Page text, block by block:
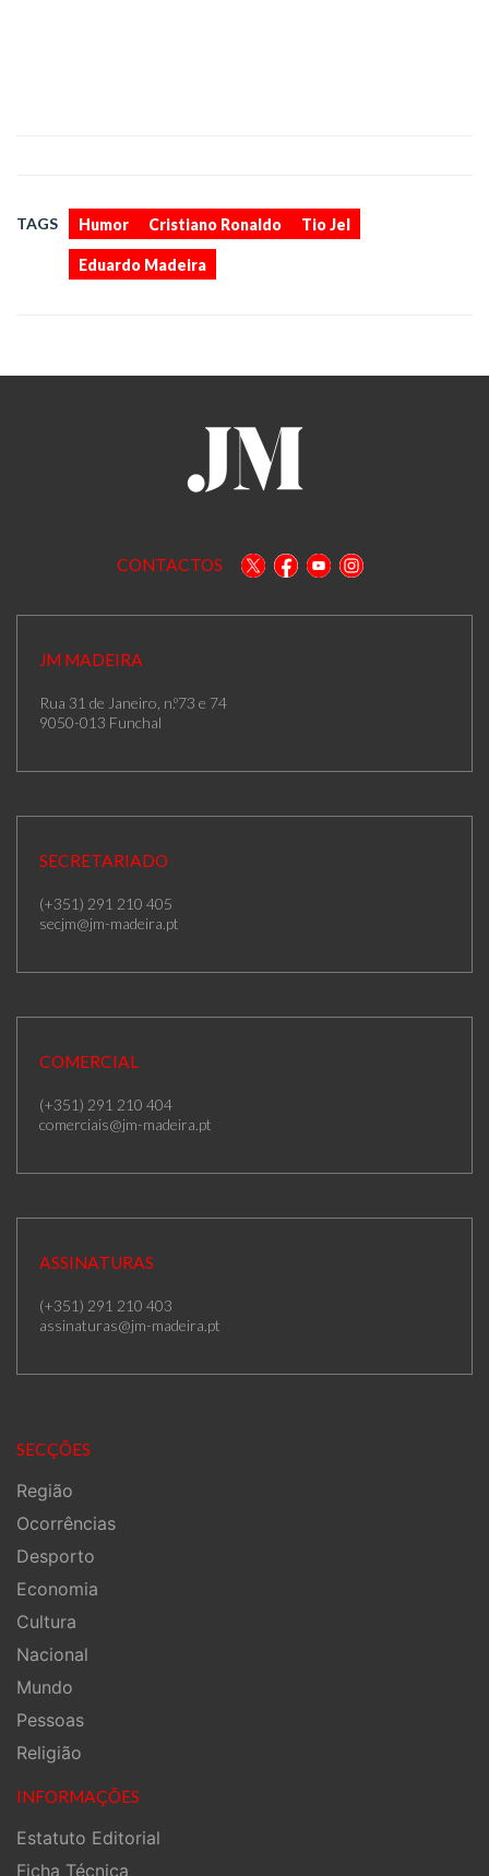
TAGS Humor Cristiano Ronaldo Tio Jel
Eduardo Madeira
CONTACTOS
JM MADEIRA
Rua 31 de Janeiro, n.º73 e 74
9050-013 Funchal
SECRETARIADO
(+351) 291 210 405
secjm@jm-madeira.pt
COMERCIAL
(+351) 291 210 404
comerciais@jm-madeira.pt
ASSINATURAS
(+351) 291 210 403
assinaturas@jm-madeira.pt
SECÇÕES
Região
Ocorrências
Desporto
Economia
Cultura
Nacional
Mundo
Pessoas
Religião
INFORMAÇÕES
Estatuto Editorial
Ficha Técnica